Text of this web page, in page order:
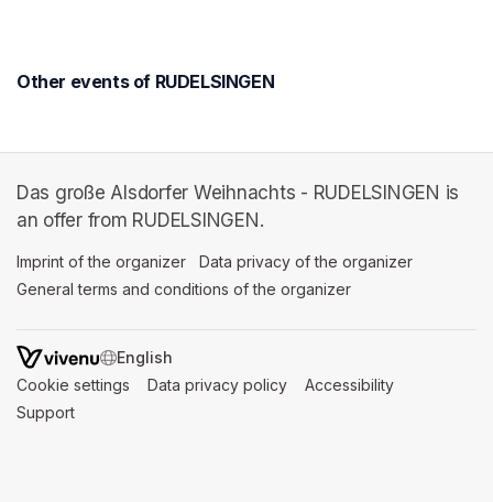
Other events of RUDELSINGEN
Das große Alsdorfer Weihnachts - RUDELSINGEN is
an offer from RUDELSINGEN.
Imprint of the organizer (opens in a new tab)
Data privacy of the organizer
General terms and conditions of the organizer
SWITCH LANGUAGE
Cookie settings (opens in a new tab)
Data privacy policy (opens in a new tab)
Accessibility
Support